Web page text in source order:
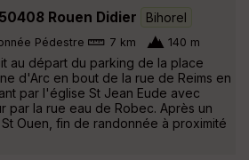
Rouen Didier Bihorel
Pédestre 7 km 140 m
au départ du parking de la place
d'Arc en bout de la rue de Reims en
par l'église St Jean Eude avec
par la rue eau de Robec. Après un
Ouen, fin de randonnée à proximité